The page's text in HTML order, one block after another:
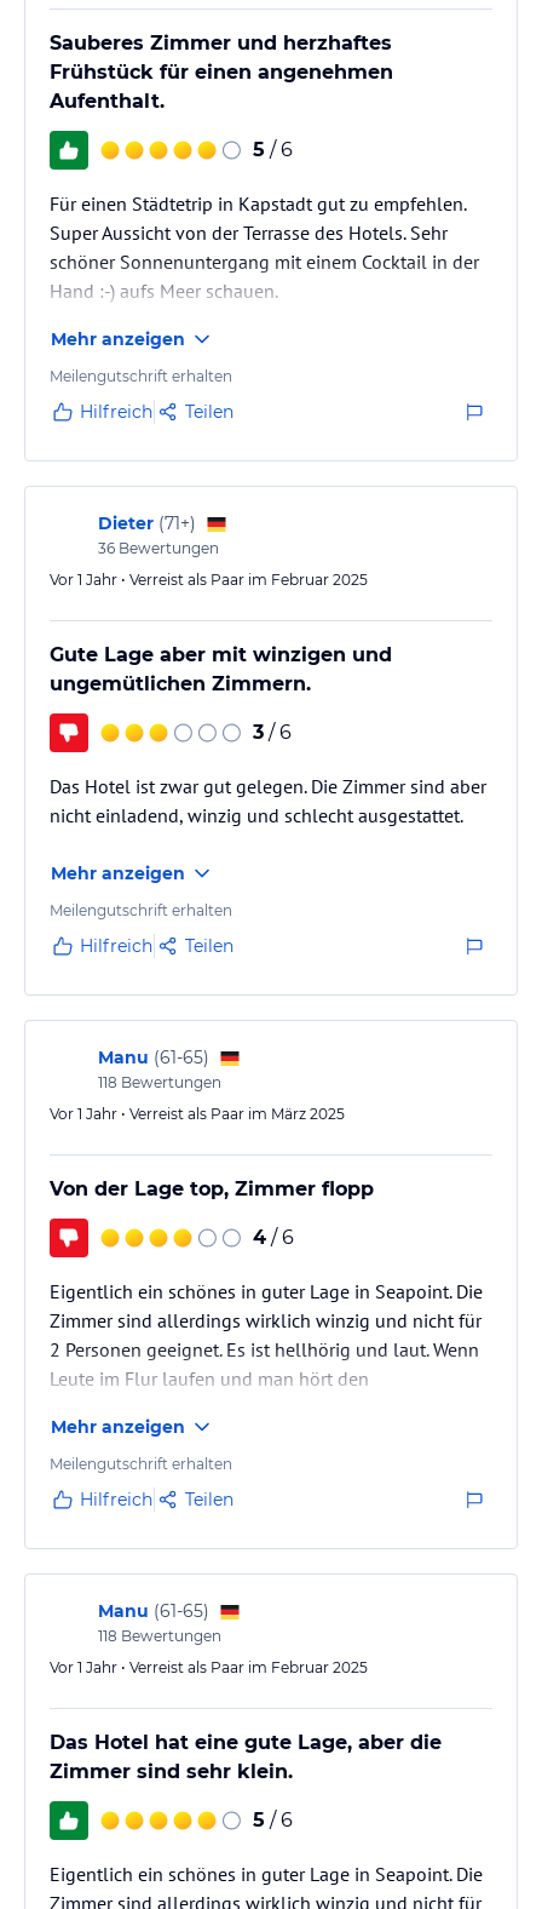
auf den Tafelberg nach einer 10-minütigen Autofahrt. Die
Mitarbeiter des Hotels helfen Ihnen gerne bei der Organisation
von Aktivitäten und Ausflügen in der Umgebung.
Hinweis: Verfasst von HolidayCheck mit Hilfe von KI. Alle
Angaben ohne Gewähr. Bitte lies vor der Buchung die
verbindlichenAngebotsdetailsdes jeweiligen Veranstalters.
Sauberes Zimmer und herzhaftes
Frühstück für einen angenehmen
Aufenthalt.
5 / 6
Für einen Städtetrip in Kapstadt gut zu empfehlen.
Super Aussicht von der Terrasse des Hotels. Sehr
schöner Sonnenuntergang mit einem Cocktail in der
Hand :-) aufs Meer schauen.
Mehr anzeigen
Meilengutschrift erhalten
Hilfreich Teilen
Dieter (71+)
36 Bewertungen
Vor 1 Jahr • Verreist als Paar im Februar 2025
Gute Lage aber mit winzigen und
ungemütlichen Zimmern.
3 / 6
Das Hotel ist zwar gut gelegen. Die Zimmer sind aber
nicht einladend, winzig und schlecht ausgestattet.
Mehr anzeigen
Meilengutschrift erhalten
Hilfreich Teilen
Manu (61-65)
118 Bewertungen
Vor 1 Jahr • Verreist als Paar im März 2025
Von der Lage top, Zimmer flopp
4 / 6
Eigentlich ein schönes in guter Lage in Seapoint. Die
Zimmer sind allerdings wirklich winzig und nicht für
2 Personen geeignet. Es ist hellhörig und laut. Wenn
Leute im Flur laufen und man hört den
Mehr anzeigen
Meilengutschrift erhalten
Hilfreich Teilen
Manu (61-65)
118 Bewertungen
Vor 1 Jahr • Verreist als Paar im Februar 2025
Das Hotel hat eine gute Lage, aber die
Zimmer sind sehr klein.
5 / 6
Eigentlich ein schönes in guter Lage in Seapoint. Die
Zimmer sind allerdings wirklich winzig und nicht für